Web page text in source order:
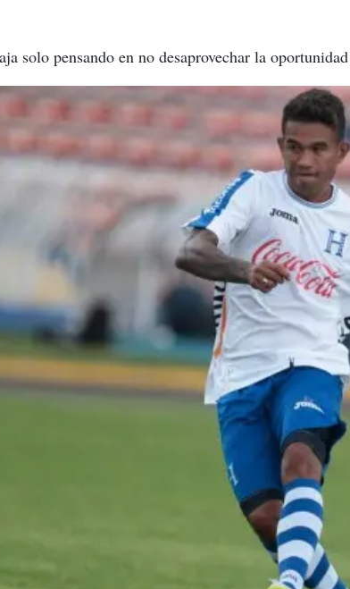
solo pensando en no desaprovechar la